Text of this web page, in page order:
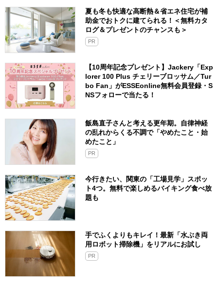
夏も冬も快適な高断熱＆省エネ住宅が補
助金でおトクに建てられる！＜無料カタ
ログ＆プレゼントのチャンスも＞
PR
【10周年記念プレゼント】Jackery「Exp
lorer 100 Plus チェリーブロッサム／Tur
bo Fan」がESSEonline無料会員登録・S
NSフォローで当たる！
飯島直子さんと考える更年期。自律神経
の乱れからくる不調で「やめたこと・始
めたこと」
PR
今行きたい、関東の「工場見学」スポッ
ト4つ。無料で楽しめるバイキング食べ放
題も
手でふくよりもキレイ！最新「水ぶき両
用ロボット掃除機」をリアルにお試し
PR